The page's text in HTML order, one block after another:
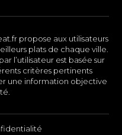
propose aux utilisateurs
plats de chaque ville.
l’utilisateur est basée sur
critères pertinents
une information objective